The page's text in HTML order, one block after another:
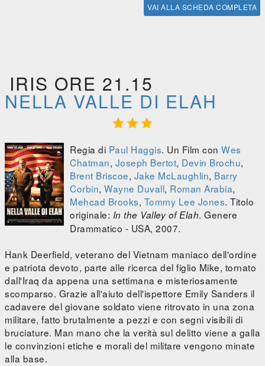
VAI ALLA SCHEDA COMPLETA
IRIS ORE 21.15
NELLA VALLE DI ELAH

Regia di Paul Haggis. Un Film con Wes
Chatman, Joseph Bertot, Devin Brochu,
Brent Briscoe, Jake McLaughlin, Barry
Corbin, Wayne Duvall, Roman Arabia,
Mehcad Brooks, Tommy Lee Jones. Titolo
originale: In the Valley of Elah. Genere
Drammatico - USA, 2007.
Hank Deerfield, veterano del Vietnam maniaco dell'ordine
e patriota devoto, parte alle ricerca del figlio Mike, tornato
dall'Iraq da appena una settimana e misteriosamente
scomparso. Grazie all'aiuto dell'ispettore Emily Sanders il
cadavere del giovane soldato viene ritrovato in una zona
militare, fatto brutalmente a pezzi e con segni visibili di
bruciature. Man mano che la verità sul delitto viene a galla
le convinzioni etiche e morali del militare vengono minate
alla base.